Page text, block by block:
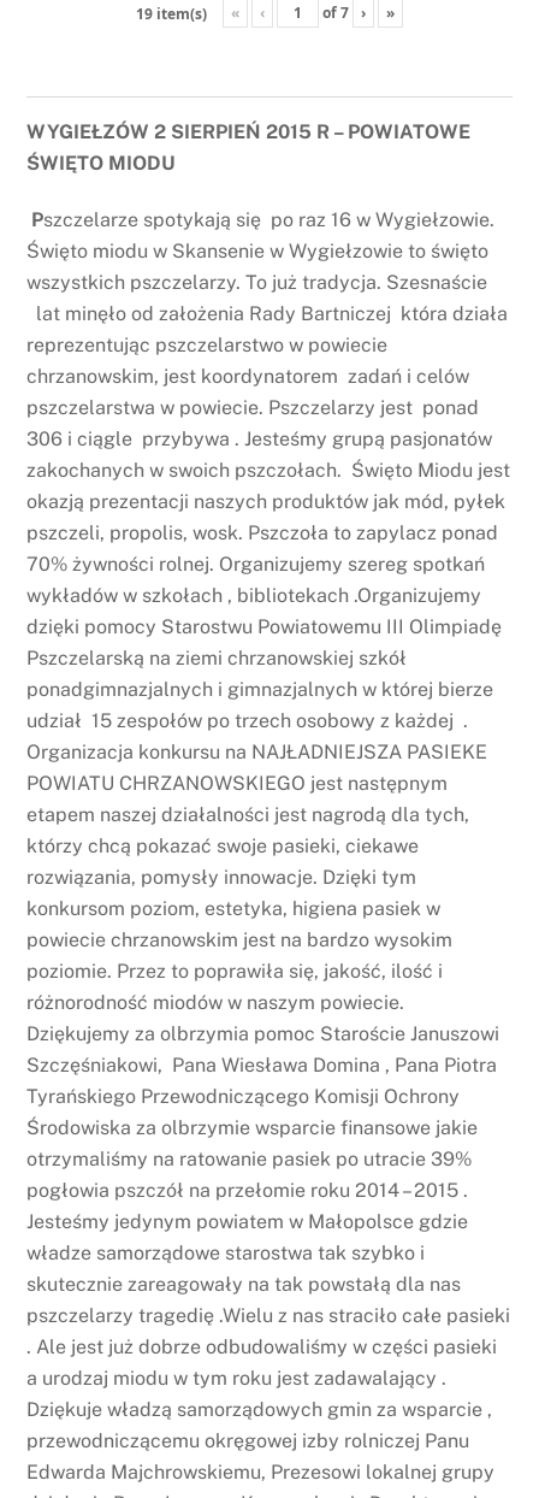
19 item(s) « ‹ of7 › »
WYGIEŁZÓW 2 SIERPIEŃ 2015 R – POWIATOWE
ŚWIĘTO MIODU
Pszczelarze spotykają się po raz 16 w Wygiełzowie.
Święto miodu w Skansenie w Wygiełzowie to święto
wszystkich pszczelarzy. To już tradycja. Szesnaście
lat minęło od założenia Rady Bartniczej która działa
reprezentując pszczelarstwo w powiecie
chrzanowskim, jest koordynatorem zadań i celów
pszczelarstwa w powiecie. Pszczelarzy jest ponad
306 i ciągle przybywa . Jesteśmy grupą pasjonatów
zakochanych w swoich pszczołach. Święto Miodu jest
okazją prezentacji naszych produktów jak mód, pyłek
pszczeli, propolis, wosk. Pszczoła to zapylacz ponad
70% żywności rolnej. Organizujemy szereg spotkań
wykładów w szkołach , bibliotekach .Organizujemy
dzięki pomocy Starostwu Powiatowemu III Olimpiadę
Pszczelarską na ziemi chrzanowskiej szkół
ponadgimnazjalnych i gimnazjalnych w której bierze
udział 15 zespołów po trzech osobowy z każdej .
Organizacja konkursu na NAJŁADNIEJSZA PASIEKE
POWIATU CHRZANOWSKIEGO jest następnym
etapem naszej działalności jest nagrodą dla tych,
którzy chcą pokazać swoje pasieki, ciekawe
rozwiązania, pomysły innowacje. Dzięki tym
konkursom poziom, estetyka, higiena pasiek w
powiecie chrzanowskim jest na bardzo wysokim
poziomie. Przez to poprawiła się, jakość, ilość i
różnorodność miodów w naszym powiecie.
Dziękujemy za olbrzymia pomoc Staroście Januszowi
Szczęśniakowi, Pana Wiesława Domina , Pana Piotra
Tyrańskiego Przewodniczącego Komisji Ochrony
Środowiska za olbrzymie wsparcie finansowe jakie
otrzymaliśmy na ratowanie pasiek po utracie 39%
pogłowia pszczół na przełomie roku 2014 – 2015 .
Jesteśmy jedynym powiatem w Małopolsce gdzie
władze samorządowe starostwa tak szybko i
skutecznie zareagowały na tak powstałą dla nas
pszczelarzy tragedię .Wielu z nas straciło całe pasieki
. Ale jest już dobrze odbudowaliśmy w części pasieki
a urodzaj miodu w tym roku jest zadawalający .
Dziękuje władzą samorządowych gmin za wsparcie ,
przewodniczącemu okręgowej izby rolniczej Panu
Edwarda Majchrowskiemu, Prezesowi lokalnej grupy